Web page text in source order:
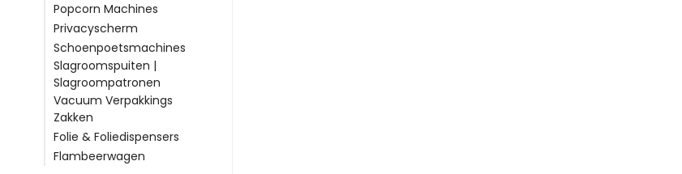
Popcorn Machines
Privacyscherm
Schoenpoetsmachines
Slagroomspuiten |
Slagroompatronen
Vacuum Verpakkings
Zakken
Folie & Foliedispensers
Flambeerwagen